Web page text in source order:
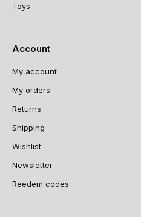
Toys
Account
My account
My orders
Returns
Shipping
Wishlist
Newsletter
Reedem codes